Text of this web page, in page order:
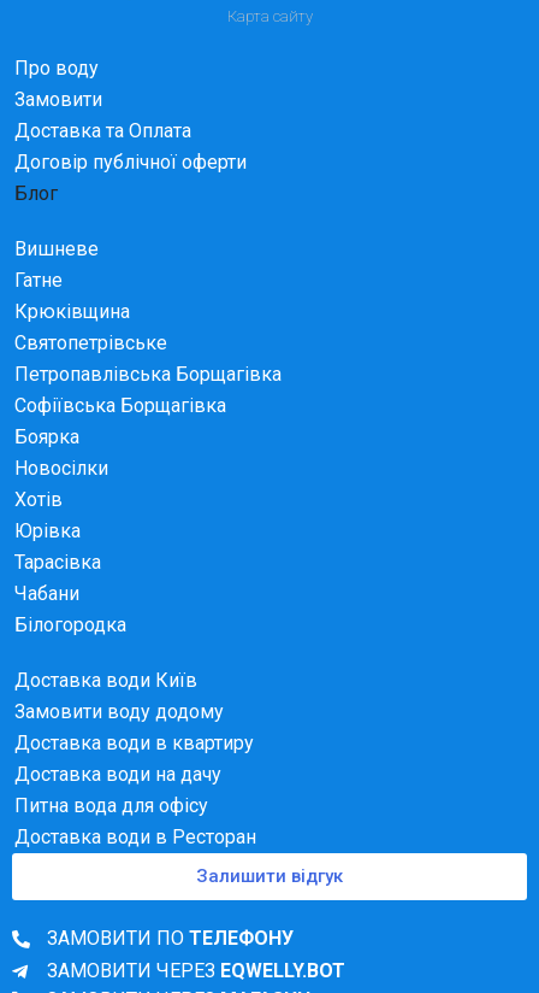
Карта сайту
Про воду
Замовити
Доставка та Оплата
Договір публічної оферти
Блог
Вишневе
Гатне
Крюківщина
Святопетрівське
Петропавлівська Борщагівка
Софіївська Борщагівка
Боярка
Новосілки
Хотів
Юрівка
Тарасівка
Чабани
Білогородка
Доставка води Київ
Замовити воду додому
Доставка води в квартиру
Доставка води на дачу
Питна вода для офісу
Доставка води в Ресторан
Залишити відгук
ЗАМОВИТИ ПО ТЕЛЕФОНУ
ЗАМОВИТИ ЧЕРЕЗ EQWELLY.BOT